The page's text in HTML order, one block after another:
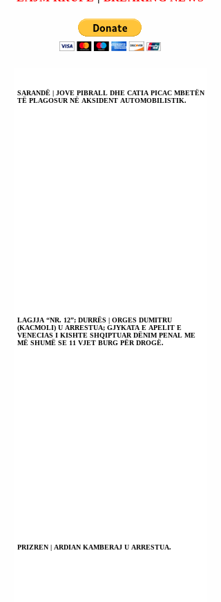
RINOVUAR VETËM
PËR VITIN 2026;
KOMPROMIS ME
SHBA-ës.
SARANDË | JOVE PIBRALL DHE CATIA PICAC MBETËN
TË PLAGOSUR NË AKSIDENT AUTOMOBILISTIK.
LAGJJA “NR. 12”; DURRËS | ORGES DUMITRU
(KACMOLI) U ARRESTUA; GJYKATA E APELIT E
VENECIAS I KISHTE SHQIPTUAR DËNIM PENAL ME
MË SHUMË SE 11 VJET BURG PËR DROGË.
PRIZREN | ARDIAN KAMBERAJ U ARRESTUA.